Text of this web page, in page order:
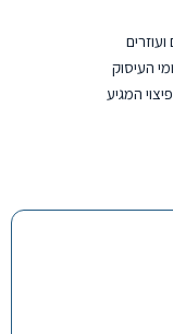
העיסוק
המגיע